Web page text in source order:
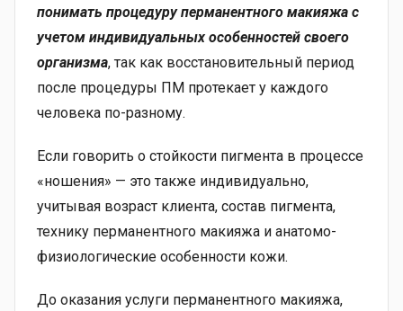
понимать процедуру перманентного макияжа с
учетом индивидуальных особенностей своего
организма, так как восстановительный период
после процедуры ПМ протекает у каждого
человека по-разному.
Если говорить о стойкости пигмента в процессе
«ношения» — это также индивидуально,
учитывая возраст клиента, состав пигмента,
технику перманентного макияжа и анатомо-
физиологические особенности кожи.
До оказания услуги перманентного макияжа,